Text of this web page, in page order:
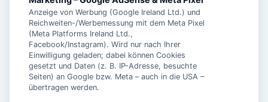
Anzeige von Werbung (Google Ireland Ltd.) und
Reichweiten-/Werbemessung mit dem Meta Pixel
(Meta Platforms Ireland Ltd.,
Facebook/Instagram). Wird nur nach Ihrer
Einwilligung geladen; dabei können Cookies
gesetzt und Daten (z. B. IP-Adresse, besuchte
Seiten) an Google bzw. Meta – auch in die USA –
übertragen werden.